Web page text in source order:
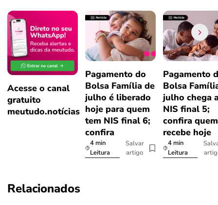
Acesse o canal
gratuito
meutudo.notícias
Pagamento do
Bolsa Família de
julho é liberado
hoje para quem
tem NIS final 6;
confira
4 min
Leitura
Salvar
artigo
Pagamento
Bolsa
julho chega
NIS final 5;
confira quem
recebe hoje
4 min
Leitura
Relacionados